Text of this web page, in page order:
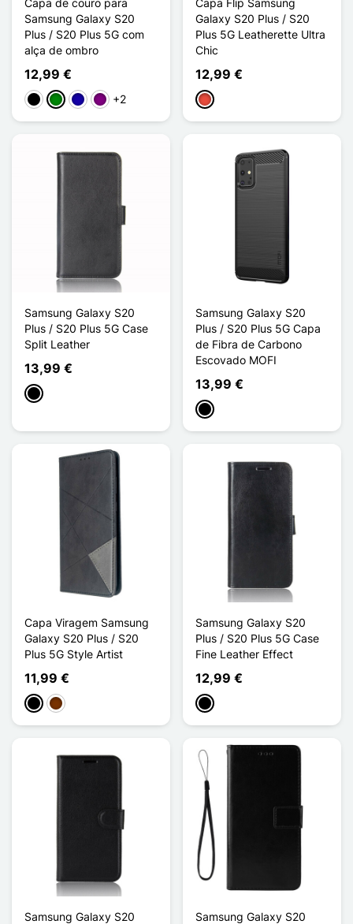
Samsung Galaxy S20
Plus / S20 Plus 5G com
alça de ombro
12,99 €
PretoVerdeAzul Escuro
Púrpura
+2
Galaxy S20 Plus / S20
Plus 5G Leatherette Ultra
Chic
12,99 €
Vermelho
Samsung Galaxy S20
Plus / S20 Plus 5G Case
Split Leather
13,99 €
Preto
Samsung Galaxy S20
Plus / S20 Plus 5G Capa
de Fibra de Carbono
Escovado MOFI
13,99 €
Preto
Capa Viragem Samsung
Galaxy S20 Plus / S20
Plus 5G Style Artist
11,99 €
PretoCafé
Samsung Galaxy S20
Plus / S20 Plus 5G Case
Fine Leather Effect
12,99 €
Preto
Samsung Galaxy S20
Samsung Galaxy S20